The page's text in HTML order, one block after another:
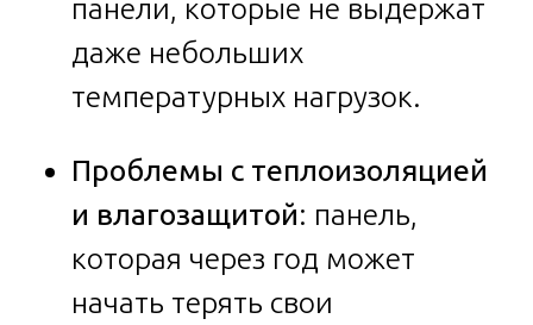
панели, которые не выдержат
даже небольших
температурных нагрузок.
Проблемы с теплоизоляцией
и влагозащитой: панель,
которая через год может
начать терять свои